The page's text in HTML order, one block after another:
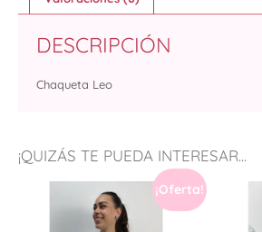
¡QUIZÁS TE PUEDA INTERESAR...
¡Oferta!
DESCRIPCIÓN
Chaqueta Leo